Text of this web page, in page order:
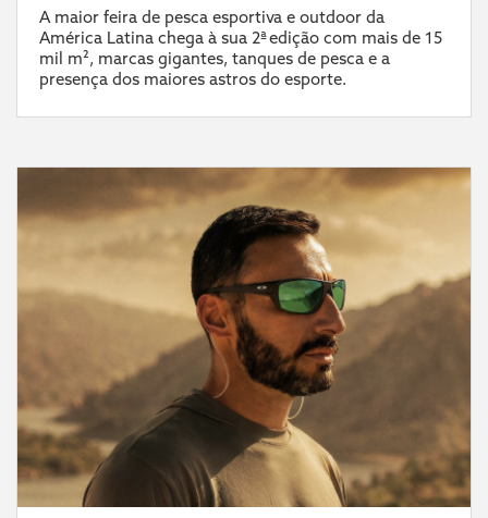
A maior feira de pesca esportiva e outdoor da
América Latina chega à sua 2ª edição com mais de 15
mil m², marcas gigantes, tanques de pesca e a
presença dos maiores astros do esporte.